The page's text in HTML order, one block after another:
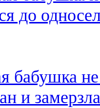
бабушка не
и замерзла